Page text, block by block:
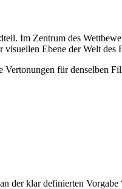
Im Zentrum des
Ebene der Welt des
Vertonungen für denselben
der klar definierten